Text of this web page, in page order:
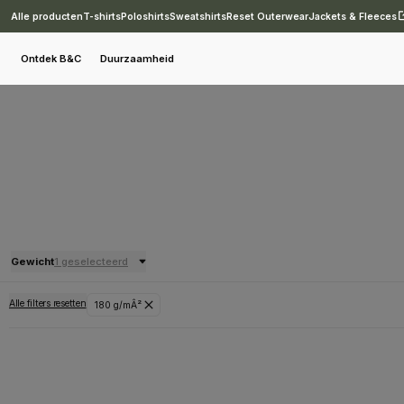
Alle productenT-shirtsPoloshirtsSweatshirtsReset OuterwearJackets & Fleeces
Ontdek B&C Duurzaamheid
Gewicht1 geselecteerd
Alle filters resetten 180 g/mÂ²